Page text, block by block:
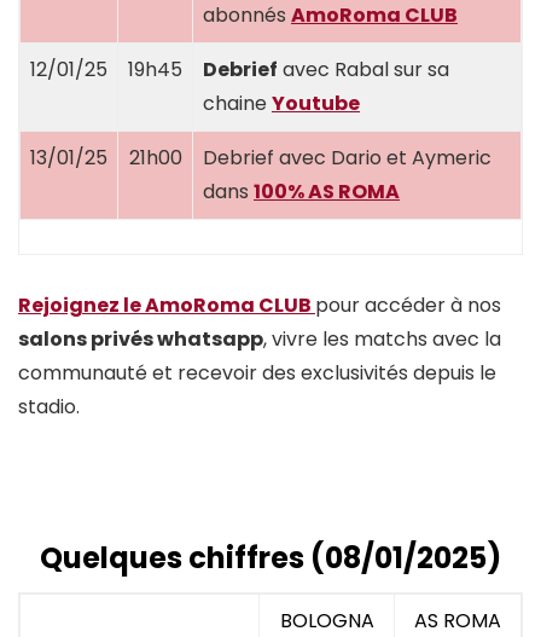
abonnés AmoRoma CLUB
12/01/25
19h45 Debrief avec Rabal sur sa
chaineYoutube
13/01/25
21h00
Debrief avec Dario et Aymeric
dans 100% AS ROMA
Rejoignez le AmoRoma CLUB pour accéder à nos
salons privés whatsapp, vivre les matchs avec la
communauté et recevoir des exclusivités depuis le
stadio.
Quelques chiffres (08/01/2025)
BOLOGNA AS ROMA